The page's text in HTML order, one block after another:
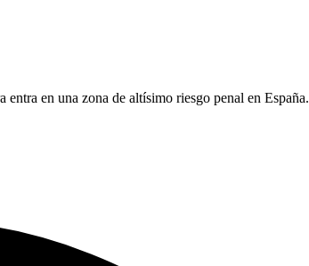
en una zona de altísimo riesgo penal en España.